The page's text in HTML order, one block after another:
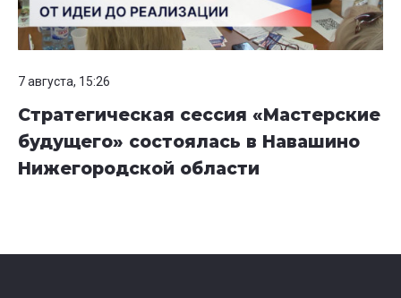
7 августа, 15:26
Стратегическая сессия «Мастерские
будущего» состоялась в Навашино
Нижегородской области